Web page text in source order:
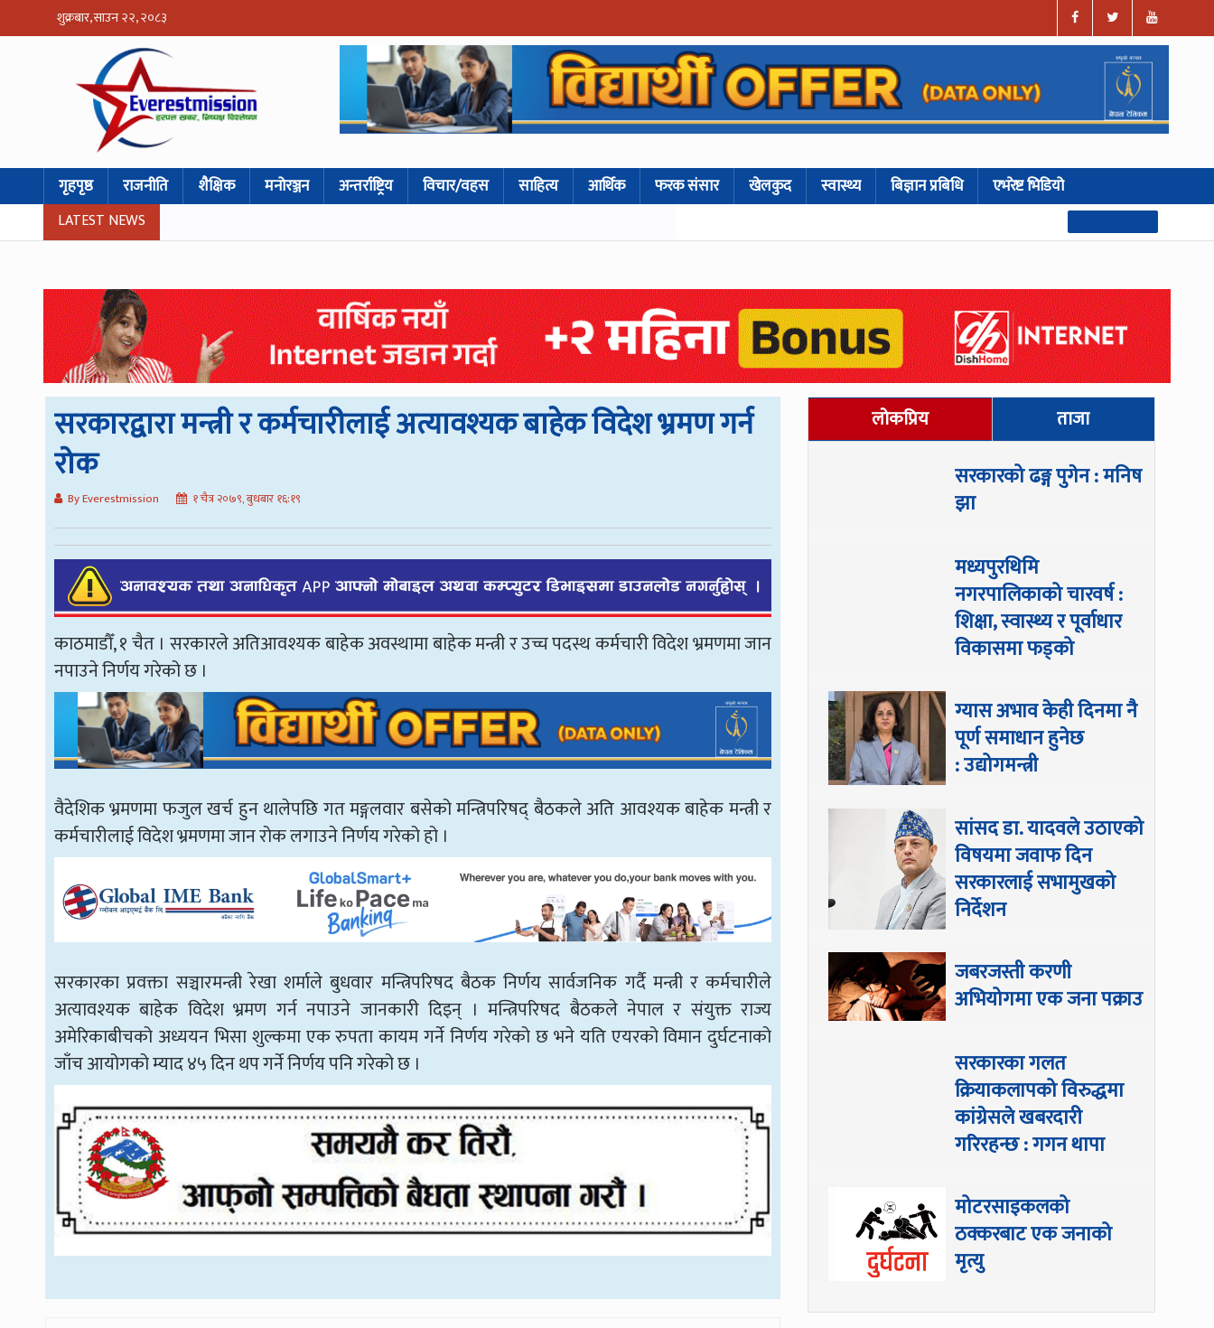
शुक्रबार, साउन २२, २०८३
गृहपृष्ठ राजनीति शैक्षिक मनोरञ्जन अन्तर्राष्ट्रिय विचार/वहस साहित्य आर्थिक फरक संसार खेलकुद स्वास्थ्य बिज्ञान प्रबिधि एभरेष्ट भिडियो
LATEST NEWS
सरकारद्वारा मन्त्री र कर्मचारीलाई अत्यावश्यक बाहेक विदेश भ्रमण गर्न
रोक
By Everestmission १ चैत्र २०७९, बुधबार १६:१९
काठमाडौँ, १ चैत । सरकारले अतिआवश्यक बाहेक अवस्थामा बाहेक मन्त्री र उच्च पदस्थ कर्मचारी विदेश भ्रमणमा जान
नपाउने निर्णय गरेको छ ।
वैदेशिक भ्रमणमा फजुल खर्च हुन थालेपछि गत मङ्गलवार बसेको मन्त्रिपरिषद् बैठकले अति आवश्यक बाहेक मन्त्री र
कर्मचारीलाई विदेश भ्रमणमा जान रोक लगाउने निर्णय गरेको हो ।
सरकारका प्रवक्ता सञ्चारमन्त्री रेखा शर्माले बुधवार मन्त्रिपरिषद बैठक निर्णय सार्वजनिक गर्दै मन्त्री र कर्मचारीले
अत्यावश्यक बाहेक विदेश भ्रमण गर्न नपाउने जानकारी दिइन् । मन्त्रिपरिषद बैठकले नेपाल र संयुक्त राज्य
अमेरिकाबीचको अध्ययन भिसा शुल्कमा एक रुपता कायम गर्ने निर्णय गरेको छ भने यति एयरको विमान दुर्घटनाको
जाँच आयोगको म्याद ४५ दिन थप गर्ने निर्णय पनि गरेको छ ।
लोकप्रिय ताजा
सरकारको ढङ्ग पुगेन : मनिष
झा
मध्यपुरथिमि
नगरपालिकाको चारवर्ष :
शिक्षा, स्वास्थ्य र पूर्वाधार
विकासमा फड्को
ग्यास अभाव केही दिनमा नै
पूर्ण समाधान हुनेछ
: उद्योगमन्त्री
सांसद डा‍‍. यादवले उठाएको
विषयमा जवाफ दिन
सरकारलाई सभामुखको
निर्देशन
जबरजस्ती करणी
अभियोगमा एक जना पक्राउ
सरकारका गलत
क्रियाकलापको विरुद्धमा
कांग्रेसले खबरदारी
गरिरहन्छ : गगन थापा
मोटरसाइकलको
ठक्करबाट एक जनाको
मृत्यु